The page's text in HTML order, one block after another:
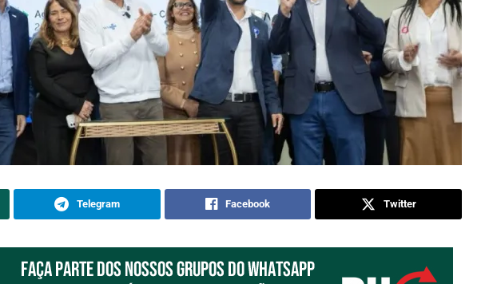
Telegram Facebook Twitter